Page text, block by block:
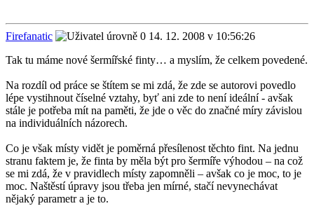
Firefanatic
14. 12. 2008 v 10:56:26
Tak tu máme nové šermířské finty… a myslím, že celkem povedené.
Na rozdíl od práce se štítem se mi zdá, že zde se autorovi povedlo
lépe vystihnout číselné vztahy, byť ani zde to není ideální - avšak
stále je potřeba mít na paměti, že jde o věc do značné míry závislou
na individuálních názorech.
Co je však místy vidět je poměrná přesílenost těchto fint. Na jednu
stranu faktem je, že finta by měla být pro šermíře výhodou – na což
se mi zdá, že v pravidlech místy zapomněli – avšak co je moc, to je
moc. Naštěstí úpravy jsou třeba jen mírné, stačí nevynechávat
nějaký parametr a je to.